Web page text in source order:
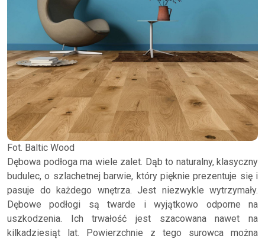
Fot. Baltic Wood
Dębowa podłoga ma wiele zalet. Dąb to naturalny, klasyczny
budulec, o szlachetnej barwie, który pięknie prezentuje się i
pasuje do każdego wnętrza. Jest niezwykle wytrzymały.
Dębowe podłogi są twarde i wyjątkowo odporne na
uszkodzenia. Ich trwałość jest szacowana nawet na
kilkadziesiąt lat. Powierzchnie z tego surowca można